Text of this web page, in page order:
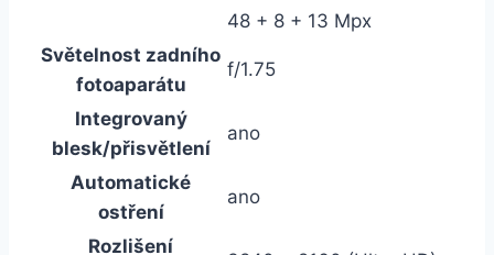
48 + 8 + 13 Mpx
Světelnost zadního
fotoaparátu
f/1.75
Integrovaný
blesk/přisvětlení
ano
Automatické
ostření
ano
Rozlišení